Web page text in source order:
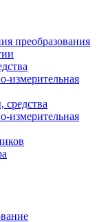
преобразования
измерительная
измерительная